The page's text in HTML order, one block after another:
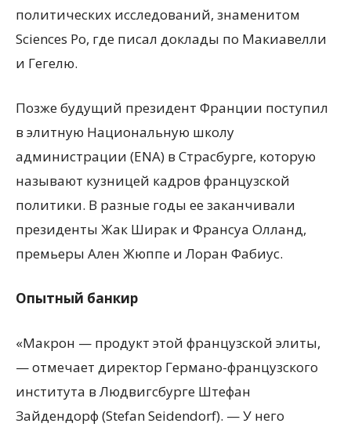
политических исследований, знаменитом
Sciences Po, где писал доклады по Макиавелли
и Гегелю.
Позже будущий президент Франции поступил
в элитную Национальную школу
администрации (ENA) в Страсбурге, которую
называют кузницей кадров французской
политики. В разные годы ее заканчивали
президенты Жак Ширак и Франсуа Олланд,
премьеры Ален Жюппе и Лоран Фабиус.
Опытный банкир
«Макрон — продукт этой французской элиты,
— отмечает директор Германо-французского
института в Людвигсбурге Штефан
Зайдендорф (Stefan Seidendorf). — У него